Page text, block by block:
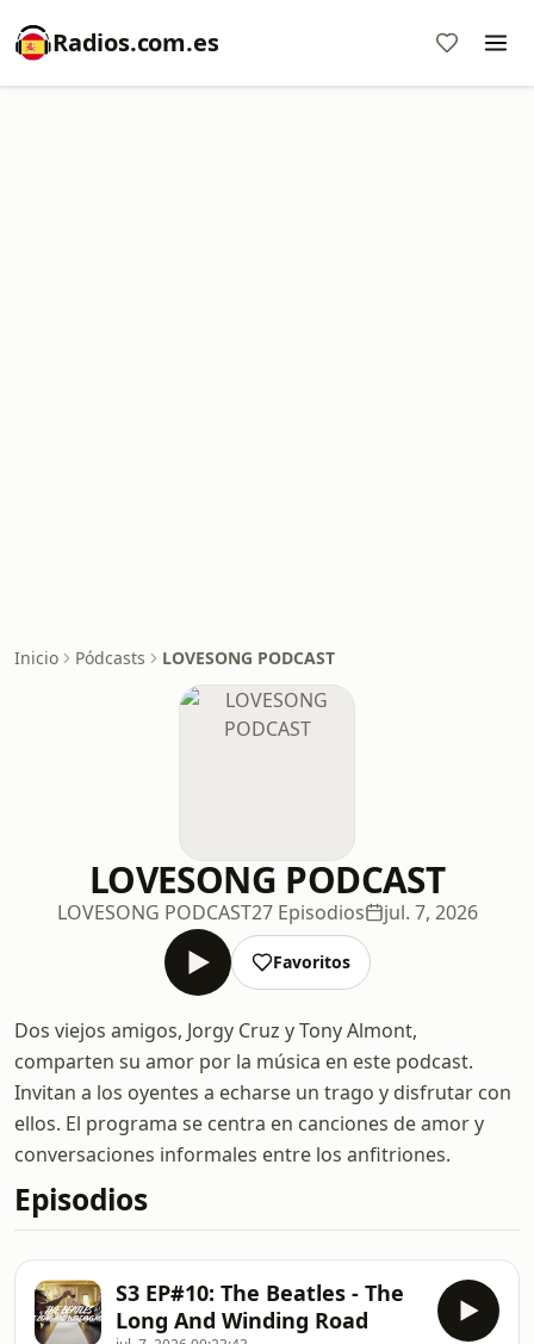
Radios.com.es
Inicio Pódcasts LOVESONG PODCAST
LOVESONG PODCAST
LOVESONG PODCAST27 Episodios jul. 7, 2026
Favoritos
Dos viejos amigos, Jorgy Cruz y Tony Almont,
comparten su amor por la música en este podcast.
Invitan a los oyentes a echarse un trago y disfrutar con
ellos. El programa se centra en canciones de amor y
conversaciones informales entre los anfitriones.
Episodios
S3 EP#10: The Beatles - The
Long And Winding Road